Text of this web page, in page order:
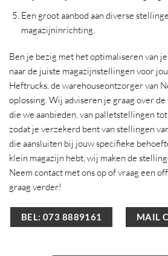
Een groot aanbod aan diverse
magazijninrichting.
Ben je bezig met het optimaliseren van
naar de juiste magazijnstellingen voor
Heftrucks, de warehouseontzorger van
oplossing. Wij adviseren je graag over
die we aanbieden, van palletstellingen
zodat je verzekerd bent van stellingen
die aansluiten bij jouw specifieke
klein magazijn hebt, wij maken de
Neem contact met ons op of vraag een
graag verder!
BEL: 073 8889161 MAIL